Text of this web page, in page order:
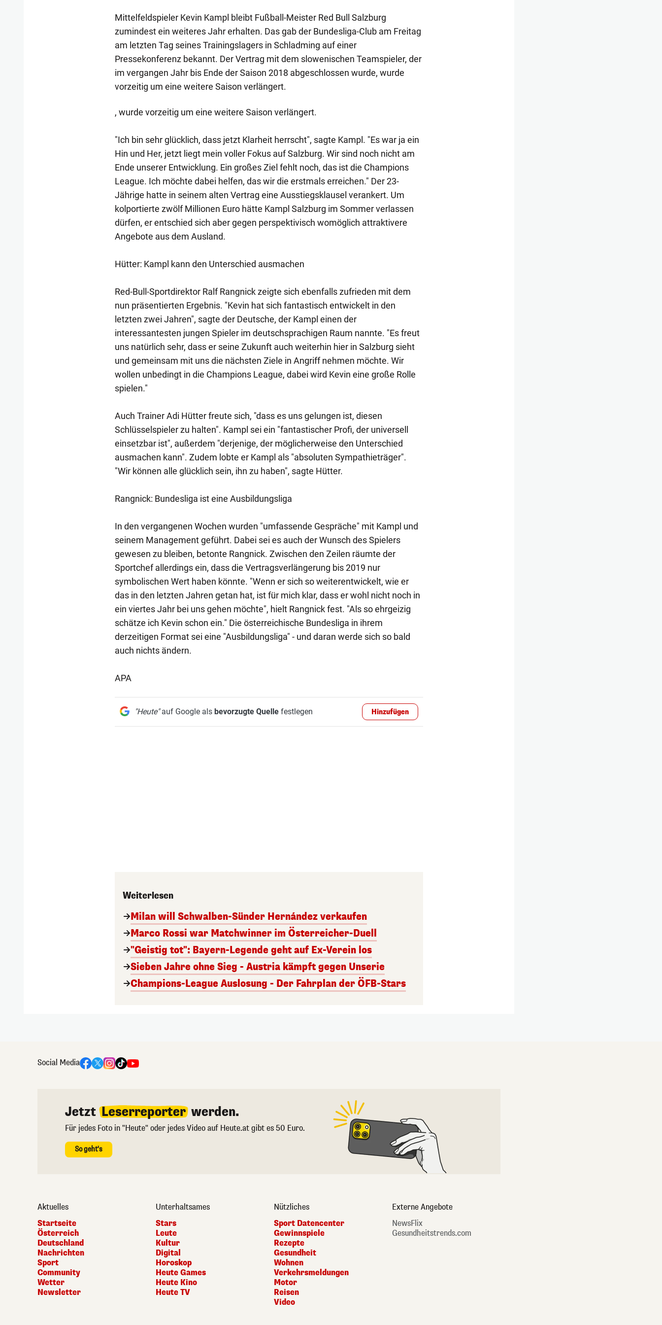
Mittelfeldspieler Kevin Kampl bleibt Fußball-Meister Red Bull Salzburg
zumindest ein weiteres Jahr erhalten. Das gab der Bundesliga-Club am Freitag
am letzten Tag seines Trainingslagers in Schladming auf einer
Pressekonferenz bekannt. Der Vertrag mit dem slowenischen Teamspieler, der
im vergangen Jahr bis Ende der Saison 2018 abgeschlossen wurde, wurde
vorzeitig um eine weitere Saison verlängert.
, wurde vorzeitig um eine weitere Saison verlängert.
"Ich bin sehr glücklich, dass jetzt Klarheit herrscht", sagte Kampl. "Es war ja ein
Hin und Her, jetzt liegt mein voller Fokus auf Salzburg. Wir sind noch nicht am
Ende unserer Entwicklung. Ein großes Ziel fehlt noch, das ist die Champions
League. Ich möchte dabei helfen, das wir die erstmals erreichen." Der 23-
Jährige hatte in seinem alten Vertrag eine Ausstiegsklausel verankert. Um
kolportierte zwölf Millionen Euro hätte Kampl Salzburg im Sommer verlassen
dürfen, er entschied sich aber gegen perspektivisch womöglich attraktivere
Angebote aus dem Ausland.
Hütter: Kampl kann den Unterschied ausmachen
Red-Bull-Sportdirektor Ralf Rangnick zeigte sich ebenfalls zufrieden mit dem
nun präsentierten Ergebnis. "Kevin hat sich fantastisch entwickelt in den
letzten zwei Jahren", sagte der Deutsche, der Kampl einen der
interessantesten jungen Spieler im deutschsprachigen Raum nannte. "Es freut
uns natürlich sehr, dass er seine Zukunft auch weiterhin hier in Salzburg sieht
und gemeinsam mit uns die nächsten Ziele in Angriff nehmen möchte. Wir
wollen unbedingt in die Champions League, dabei wird Kevin eine große Rolle
spielen."
Auch Trainer Adi Hütter freute sich, "dass es uns gelungen ist, diesen
Schlüsselspieler zu halten". Kampl sei ein "fantastischer Profi, der universell
einsetzbar ist", außerdem "derjenige, der möglicherweise den Unterschied
ausmachen kann". Zudem lobte er Kampl als "absoluten Sympathieträger".
"Wir können alle glücklich sein, ihn zu haben", sagte Hütter.
Rangnick: Bundesliga ist eine Ausbildungsliga
In den vergangenen Wochen wurden "umfassende Gespräche" mit Kampl und
seinem Management geführt. Dabei sei es auch der Wunsch des Spielers
gewesen zu bleiben, betonte Rangnick. Zwischen den Zeilen räumte der
Sportchef allerdings ein, dass die Vertragsverlängerung bis 2019 nur
symbolischen Wert haben könnte. "Wenn er sich so weiterentwickelt, wie er
das in den letzten Jahren getan hat, ist für mich klar, dass er wohl nicht noch in
ein viertes Jahr bei uns gehen möchte", hielt Rangnick fest. "Als so ehrgeizig
schätze ich Kevin schon ein." Die österreichische Bundesliga in ihrem
derzeitigen Format sei eine "Ausbildungsliga" - und daran werde sich so bald
auch nichts ändern.
APA
"Heute"auf Google als bevorzugte Quellefestlegen Hinzufügen
Weiterlesen
Milan will Schwalben-Sünder Hernández verkaufen
Marco Rossi war Matchwinner im Österreicher-Duell
"Geistig tot": Bayern-Legende geht auf Ex-Verein los
Sieben Jahre ohne Sieg - Austria kämpft gegen Unserie
Champions-League Auslosung - Der Fahrplan der ÖFB-Stars
Social Media
Jetzt Leserreporter werden.
Für jedes Foto in "Heute" oder jedes Video auf Heute.at gibt es 50 Euro.
So geht's
Aktuelles
Startseite
Österreich
Deutschland
Nachrichten
Sport
Community
Wetter
Newsletter
Unterhaltsames
Stars
Leute
Kultur
Digital
Horoskop
Heute Games
Heute Kino
Heute TV
Nützliches
Sport Datencenter
Gewinnspiele
Rezepte
Gesundheit
Wohnen
Verkehrsmeldungen
Motor
Reisen
Video
Externe Angebote
NewsFlix
Gesundheitstrends.com